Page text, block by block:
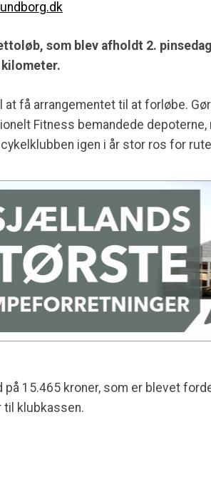
som blev afholdt 2.
at få arrangementet til at forløbe.
Fitness bemandede
igen i år stor ros for
15.465 kroner, som er blevet
til klubkassen.